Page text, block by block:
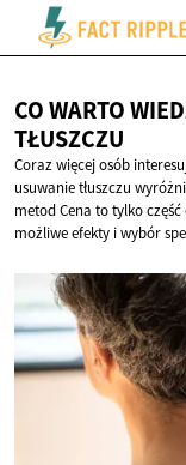
CO WARTO
TŁUSZCZU
Coraz więcej osób
usuwanie tłuszczu
metod Cena to tylko
możliwe efekty i wybór